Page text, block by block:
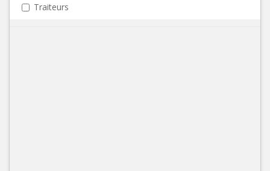
Traiteurs